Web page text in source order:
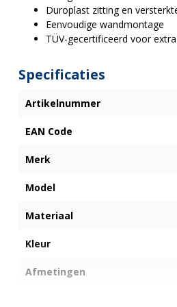
Duroplast zitting en
Eenvoudige wandmontage
TÜV-gecertificeerd voor
Specificaties
Artikelnummer
EAN Code
Merk
Model
Materiaal
Kleur
Afmetingen